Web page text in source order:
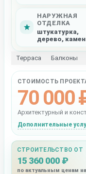
НАРУЖНАЯ
ОТДЕЛКА
штукатурка,
дерево,
Терраса Балконы
СТОИМОСТЬ
70 000
Архитектурный и
Дополнительные
СТРОИТЕЛЬСТВО ОТ
15 360 000 ₽
по актуальным ценам на